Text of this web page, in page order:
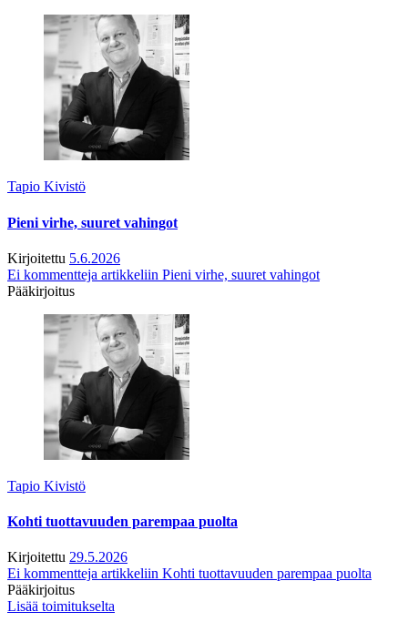
Tapio Kivistö
Pieni virhe, suuret vahingot
Kirjoitettu 5.6.2026
Ei kommentteja artikkeliin Pieni virhe, suuret vahingot
Pääkirjoitus
Tapio Kivistö
Kohti tuottavuuden parempaa puolta
Kirjoitettu 29.5.2026
Ei kommentteja artikkeliin Kohti tuottavuuden parempaa puolta
Pääkirjoitus
Lisää toimitukselta